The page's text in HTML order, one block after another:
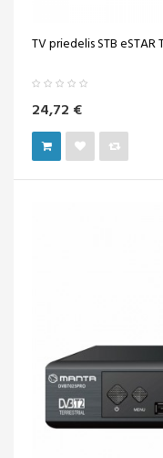
TV priedelis STB eSTAR
24,72 €